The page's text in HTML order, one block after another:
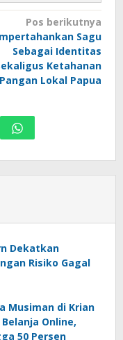
Pos berikutnya
Sagu
Sebagai Identitas
Ketahanan
Pangan Lokal Papua
Dekatkan
Risiko Gagal
Musiman di Krian
Online,
50 Persen